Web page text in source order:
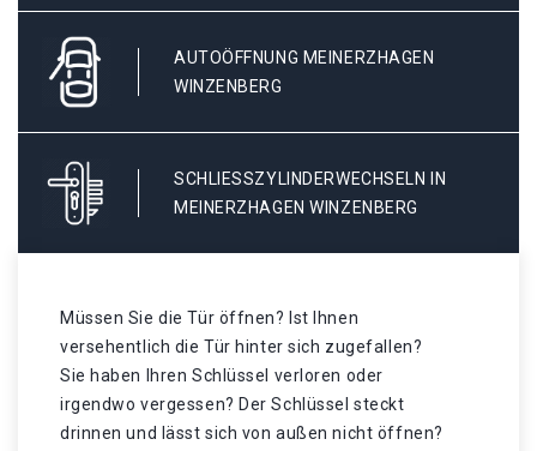
AUTOÖFFNUNG MEINERZHAGEN
WINZENBERG
SCHLIESSZYLINDERWECHSELN IN M
EINERZHAGEN WINZENBERG
Müssen Sie die Tür öffnen? Ist Ihnen
versehentlich die Tür hinter sich zugefallen?
Sie haben Ihren Schlüssel verloren oder
irgendwo vergessen? Der Schlüssel steckt
drinnen und lässt sich von außen nicht öffnen?